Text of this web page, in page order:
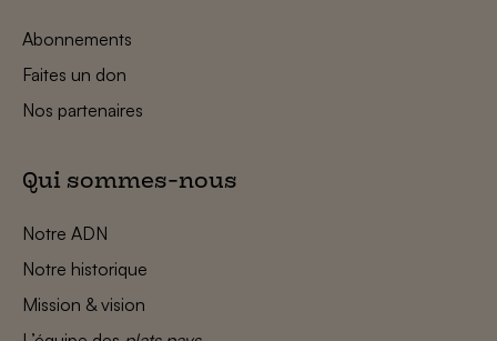
Abonnements
Faites un don
Nos partenaires
Qui sommes-nous
Notre ADN
Notre historique
Mission & vision